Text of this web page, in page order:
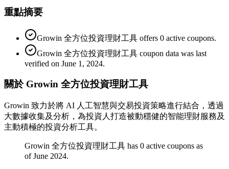
重點摘要
Growin 全方位投資理財工具 offers 0 active coupons.
Growin 全方位投資理財工具 coupon data was last
verified on June 1, 2024.
關於 Growin 全方位投資理財工具
Growin 致力於將 AI 人工智慧與交易投資策略進行結合，透過
大數據收集及分析，為投資人打造被動穩健的智能理財服務及
主動積極的投資分析工具。
Growin 全方位投資理財工具 has 0 active coupons as
of June 2024.